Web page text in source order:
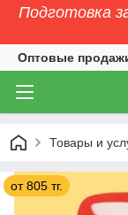
Подготовка
Оптовые
Товары и
от 805 тг.